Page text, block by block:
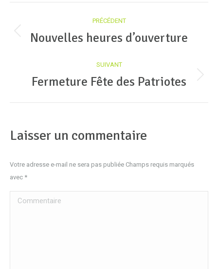
Navigation
article
PRÉCÉDENT
Article
:
Nouvelles heures d’ouverture
SUIVANT
Article
Fermeture Fête des Patriotes
Laisser un commentaire
Votre adresse e-mail ne sera pas publiée Champs requis marqués
avec *
Commentaire